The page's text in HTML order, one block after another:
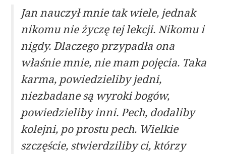
Jan nauczył mnie tak wiele, jednak
nikomu nie życzę tej lekcji. Nikomu i
nigdy. Dlaczego przypadła ona
właśnie mnie, nie mam pojęcia. Taka
karma, powiedzieliby jedni,
niezbadane są wyroki bogów,
powiedzieliby inni. Pech, dodaliby
kolejni, po prostu pech. Wielkie
szczęście, stwierdziliby ci, którzy